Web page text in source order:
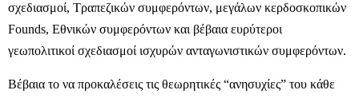
σχεδιασμοί, Τραπεζικών συμφερόντων, μεγάλων κερδοσκοπικών
Founds, Εθνικών συμφερόντων και βέβαια ευρύτεροι
γεωπολιτικοί σχεδιασμοί ισχυρών ανταγωνιστικών συμφερόντων.
Βέβαια το να προκαλέσεις τις θεωρητικές “ανησυχίες” του κάθε